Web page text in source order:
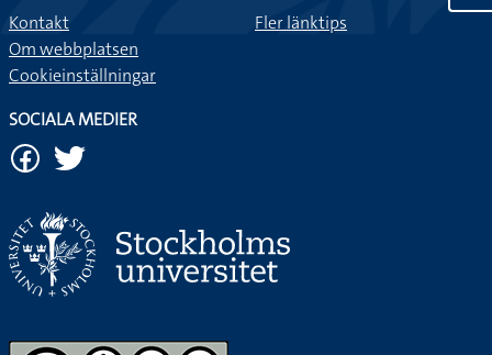
Kontakt
Om webbplatsen
Cookieinställningar
Fler länktips
SOCIALA MEDIER